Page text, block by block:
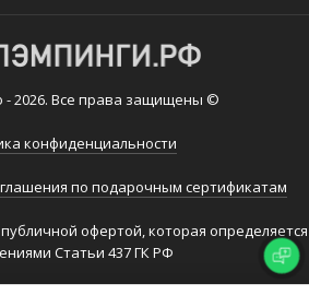
- 2026. Все права защищены ©
конфиденциальности
по подарочным сертификатам
офертой, которая определяется
Статьи 437 ГК РФ